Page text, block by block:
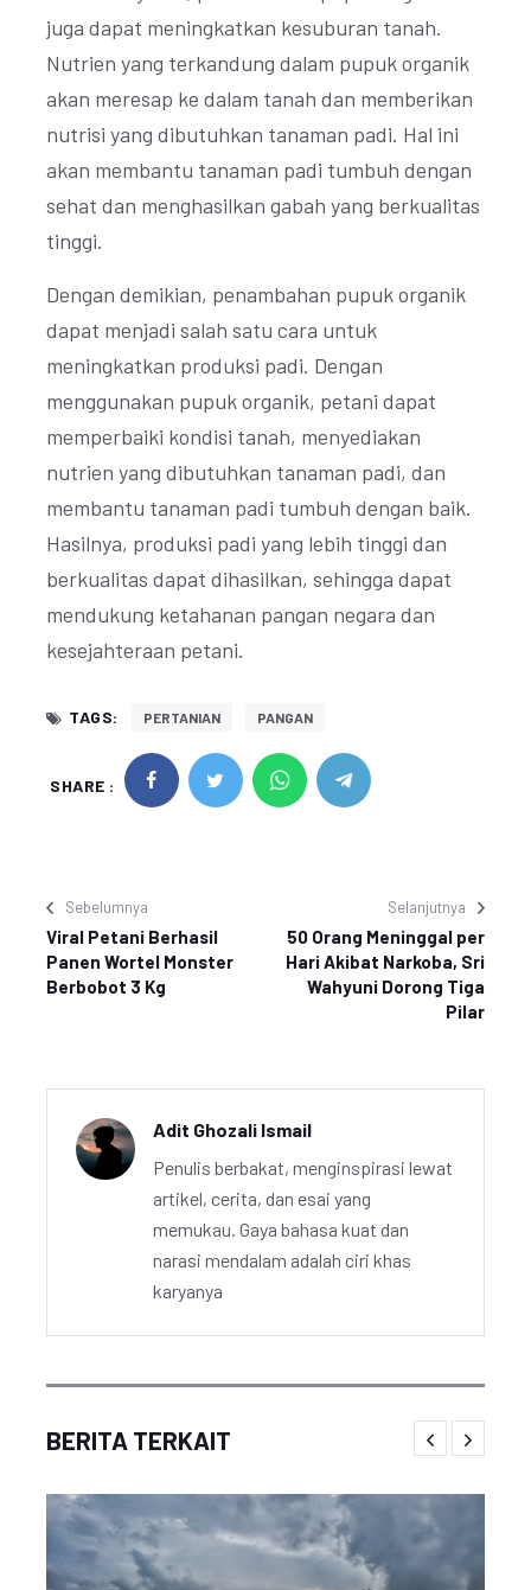
juga dapat meningkatkan kesuburan tanah.
Nutrien yang terkandung dalam pupuk organik
akan meresap ke dalam tanah dan memberikan
nutrisi yang dibutuhkan tanaman padi. Hal ini
akan membantu tanaman padi tumbuh dengan
sehat dan menghasilkan gabah yang berkualitas
tinggi.
Dengan demikian, penambahan pupuk organik
dapat menjadi salah satu cara untuk
meningkatkan produksi padi. Dengan
menggunakan pupuk organik, petani dapat
memperbaiki kondisi tanah, menyediakan
nutrien yang dibutuhkan tanaman padi, dan
membantu tanaman padi tumbuh dengan baik.
Hasilnya, produksi padi yang lebih tinggi dan
berkualitas dapat dihasilkan, sehingga dapat
mendukung ketahanan pangan negara dan
kesejahteraan petani.
TAGS: PERTANIAN PANGAN
SHARE :
Sebelumnya
Viral Petani Berhasil
Panen Wortel Monster
Berbobot 3 Kg
Selanjutnya
50 Orang Meninggal per
Hari Akibat Narkoba, Sri
Wahyuni Dorong Tiga
Pilar
Adit Ghozali Ismail
Penulis berbakat, menginspirasi lewat
artikel, cerita, dan esai yang
memukau. Gaya bahasa kuat dan
narasi mendalam adalah ciri khas
karyanya
BERITA TERKAIT